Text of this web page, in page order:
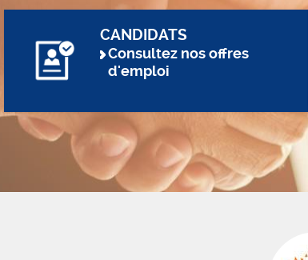
CANDIDATS
Consultez nos offres
d'emploi